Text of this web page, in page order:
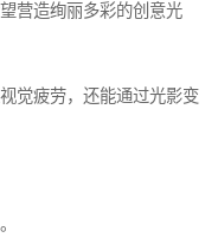
营造绚丽多彩的创意光
觉疲劳，还能通过光影变